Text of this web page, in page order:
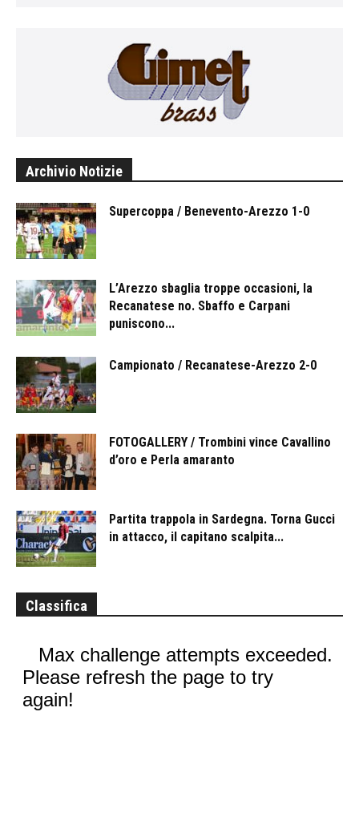
Archivio Notizie
Supercoppa / Benevento-Arezzo 1-0
L’Arezzo sbaglia troppe occasioni, la
Recanatese no. Sbaffo e Carpani
puniscono...
Campionato / Recanatese-Arezzo 2-0
FOTOGALLERY / Trombini vince Cavallino
d’oro e Perla amaranto
Partita trappola in Sardegna. Torna Gucci
in attacco, il capitano scalpita...
Classifica